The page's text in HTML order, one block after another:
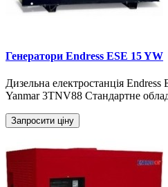
Генератори Endress ESE 15 YW
Дизельна електростанція
Yanmar 3TNV88 Стандартне
Запросити ціну